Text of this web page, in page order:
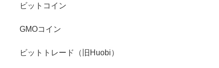
ビットコイン
GMOコイン
ビットトレード（旧Huobi）